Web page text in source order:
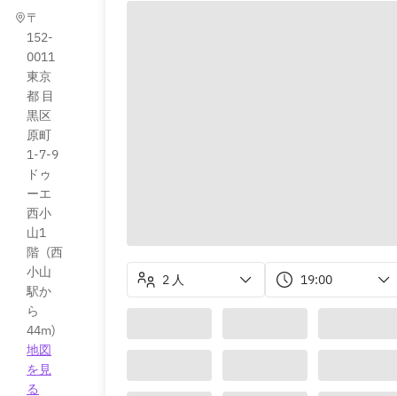
〒
152-
0011
東京
都 目
黒区
原町
1-7-9
ドゥ
ーエ
西小
山1
階 (西
小山
駅か
ら
44m)
地図
を見
る
2 人 19:00